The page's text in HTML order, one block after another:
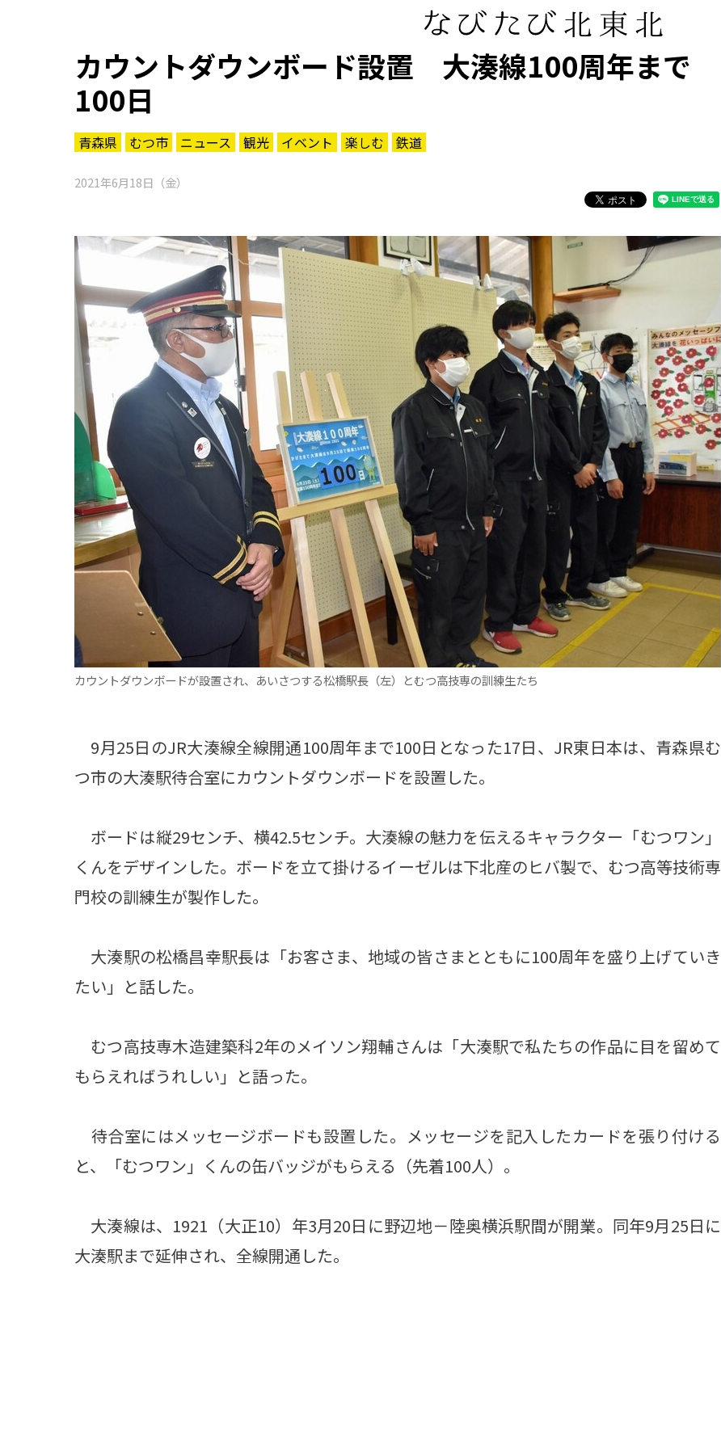
カウントダウンボード設置 大湊線100周年まで
100日
青森県 むつ市 ニュース 観光 イベント 楽しむ 鉄道
2021年6月18日（金）
カウントダウンボードが設置され、あいさつする松橋駅長（左）とむつ高技専の訓練生たち
9月25日のJR大湊線全線開通100周年まで100日となった17日、JR東日本は、青森県む
つ市の大湊駅待合室にカウントダウンボードを設置した。
ボードは縦29センチ、横42.5センチ。大湊線の魅力を伝えるキャラクター「むつワン」
くんをデザインした。ボードを立て掛けるイーゼルは下北産のヒバ製で、むつ高等技術専
門校の訓練生が製作した。
大湊駅の松橋昌幸駅長は「お客さま、地域の皆さまとともに100周年を盛り上げていき
たい」と話した。
むつ高技専木造建築科2年のメイソン翔輔さんは「大湊駅で私たちの作品に目を留めて
もらえればうれしい」と語った。
待合室にはメッセージボードも設置した。メッセージを記入したカードを張り付ける
と、「むつワン」くんの缶バッジがもらえる（先着100人）。
大湊線は、1921（大正10）年3月20日に野辺地－陸奥横浜駅間が開業。同年9月25日に
大湊駅まで延伸され、全線開通した。
パワースポット
まつり・イベント
おみやげ・特産
アウトドア・レジャー
ご当地グルメ